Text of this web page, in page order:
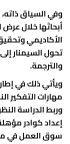
وفي السياق
أبحاثها خلال
الأكاديمي
تحول السيمنار
والترجمة.
ويأتي ذلك في
مهارات التفكير
وربط الدراسة
إعداد كوادر
سوق العمل في